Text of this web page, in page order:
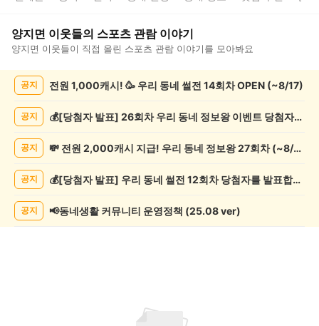
양지면 이웃들의 스포츠 관람이야기
양지면 이웃들이 직접 올린 스포츠 관람 이야기를 모아봐요
목
공지 전원 1,000캐시! 🥳 우리 동네 썰전 14회차 OPEN (~8/17)
공지 💰[당첨자 발표] 26회차 우리 동네 정보왕 이벤트 당첨자를 발표합니다!
공지 💸 전원 2,000캐시 지급! 우리 동네 정보왕 27회차 (~8/10)
공지 💰[당첨자 발표] 우리 동네 썰전 12회차 당첨자를 발표합니다!
공지 📢동네생활 커뮤니티 운영정책 (25.08 ver)